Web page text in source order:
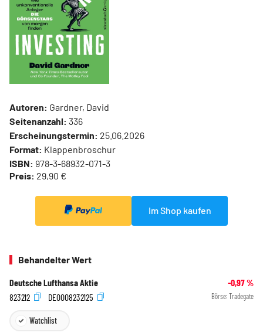
Autoren: Gardner, David
Seitenanzahl: 336
Erscheinungstermin: 25.06.2026
Format: Klappenbroschur
ISBN: 978-3-68932-071-3
Preis: 29,90 €
Im Shop kaufen
Behandelter Wert
Deutsche Lufthansa Aktie -0,97%
823212
DE0008232125 Börse: Tradegate
Watchlist